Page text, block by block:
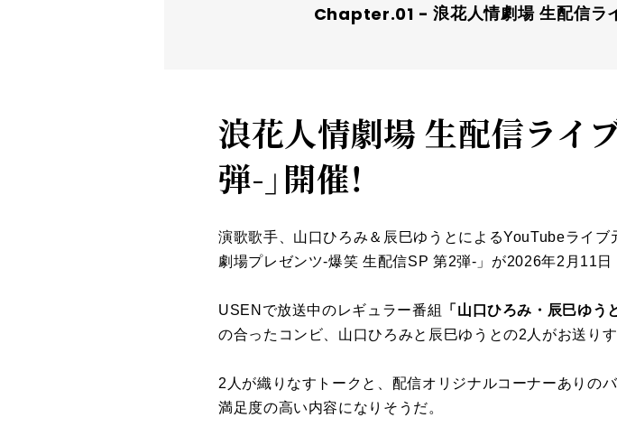
浪花人情劇場 生配信ラ
浪花人情劇場 生配信ライ
弾-」開催！
演歌歌手、山口ひろみ＆辰巳ゆうとによるYouTubeライ
劇場プレゼンツ-爆笑 生配信SP 第2弾-」が2026年2月11日
USENで放送中のレギュラー番組 「山口ひろみ・辰巳ゆう
の合ったコンビ、山口ひろみと辰巳ゆうとの2人がお送り
2人が織りなすトークと、配信オリジナルコーナーありの
満足度の高い内容になりそうだ。